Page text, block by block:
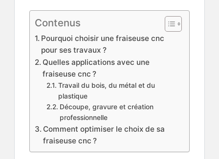
Contenus
Pourquoi choisir une fraiseuse cnc
pour ses travaux ?
Quelles applications avec une
fraiseuse cnc ?
Travail du bois, du métal et du
plastique
Découpe, gravure et création
professionnelle
Comment optimiser le choix de sa
fraiseuse cnc ?